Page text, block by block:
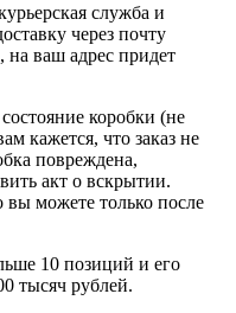
служба и
через почту
на ваш адрес придет
коробки (не
кажется, что заказ не
повреждена,
акт о вскрытии.
вы можете только после
10 позиций и его
тысяч рублей.